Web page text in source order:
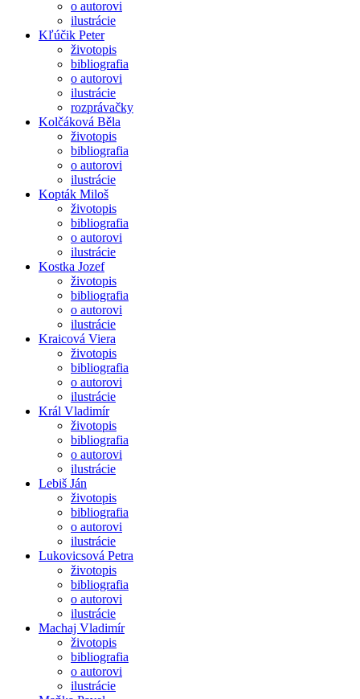
o autorovi
ilustrácie
Kľúčik Peter
životopis
bibliografia
o autorovi
ilustrácie
rozprávačky
Kolčáková Běla
životopis
bibliografia
o autorovi
ilustrácie
Kopták Miloš
životopis
bibliografia
o autorovi
ilustrácie
Kostka Jozef
životopis
bibliografia
o autorovi
ilustrácie
Kraicová Viera
životopis
bibliografia
o autorovi
ilustrácie
Král Vladimír
životopis
bibliografia
o autorovi
ilustrácie
Lebiš Ján
životopis
bibliografia
o autorovi
ilustrácie
Lukovicsová Petra
životopis
bibliografia
o autorovi
ilustrácie
Machaj Vladimír
životopis
bibliografia
o autorovi
ilustrácie